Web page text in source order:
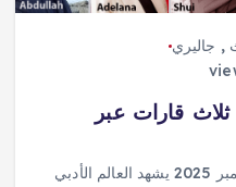
, جاليري
قارات عبر
القاهرة، مصر : في الثالث من سبتمبر 2025 يشهد العالم الأدبي